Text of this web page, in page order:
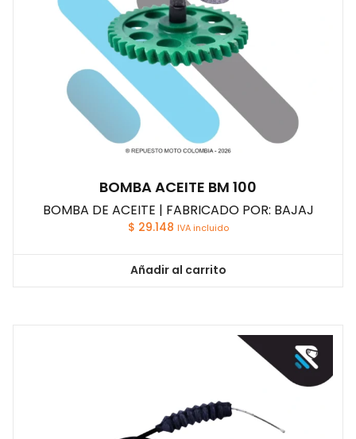
BOMBA ACEITE BM 100
BOMBA DE ACEITE | FABRICADO POR: BAJAJ
$ 29.148 IVA incluido
Añadir al carrito